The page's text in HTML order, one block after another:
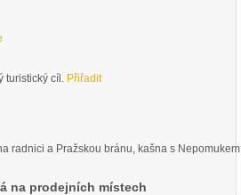
turistický cíl. Přiřadit
radnici a Pražskou bránu, kašna s Nepomukem
na prodejních místech